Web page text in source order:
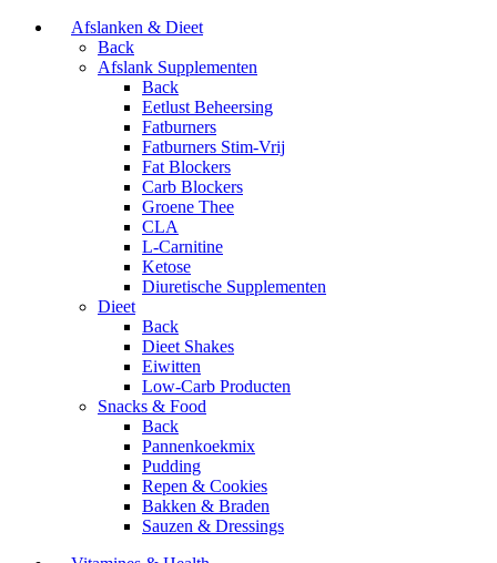
Afslanken & Dieet
Back
Afslank Supplementen
Back
Eetlust Beheersing
Fatburners
Fatburners Stim-Vrij
Fat Blockers
Carb Blockers
Groene Thee
CLA
L-Carnitine
Ketose
Diuretische Supplementen
Dieet
Back
Dieet Shakes
Eiwitten
Low-Carb Producten
Snacks & Food
Back
Pannenkoekmix
Pudding
Repen & Cookies
Bakken & Braden
Sauzen & Dressings